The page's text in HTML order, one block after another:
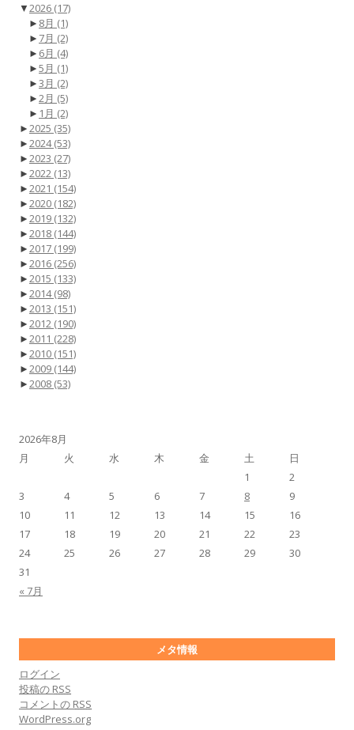
▼2026 (17)
► 8月 (1)
► 7月 (2)
► 6月 (4)
►5月 (1)
►3月 (2)
►2月 (5)
► 1月 (2)
►2025 (35)
►2024(53)
►2023 (27)
►2022 (13)
►2021 (154)
►2020 (182)
►2019 (132)
►2018 (144)
►2017 (199)
►2016 (256)
►2015 (133)
►2014(98)
►2013 (151)
►2012 (190)
►2011 (228)
►2010 (151)
►2009 (144)
►2008 (53)
2026年8月
月
火 水 木 金 土 日
« 7月
1
2
3
4 5 6 7 8
9
10
11 12 13 14 15
16
17
18 19 20 21 22
23
24
25 26 27 28 29
30
31
メタ情報
ログイン
投稿の RSS
コメントの RSS
WordPress.org